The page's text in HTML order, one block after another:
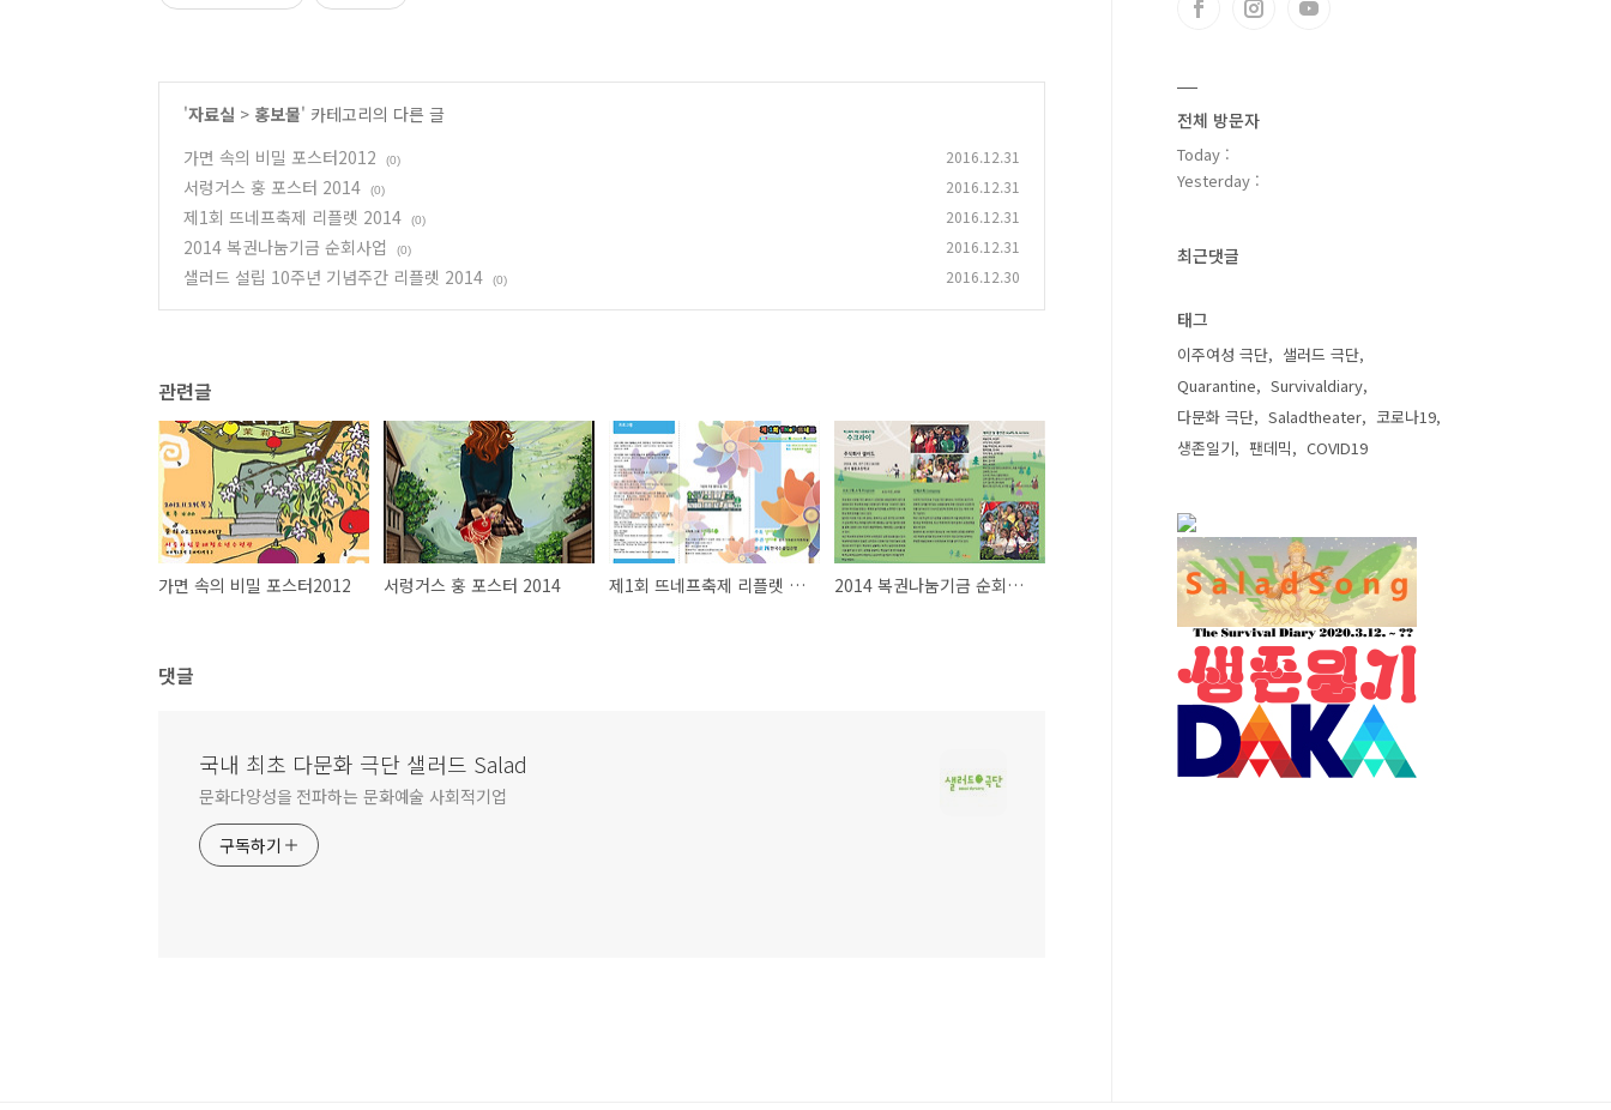
'자료실 > 홍보물' 카테고리의 다른 글
가면 속의 비밀 포스터2012
(0) 2016.12.31
서렁거스 훙 포스터 2014 (0) 2016.12.31
제1회 뜨네프축제 리플렛 2014 (0) 2016.12.31
2014 복권나눔기금 순회사업 (0) 2016.12.31
샐러드 설립 10주년 기념주간 리플렛 2014 (0) 2016.12.30
관련글
가면 속의 비밀 포스터2012 서렁거스 훙 포스터 2014 제1회 뜨네프축제 리플렛 2014 2014 복권나눔기금 순회사업
댓글
국내 최초 다문화 극단 샐러드 Salad
문화다양성을 전파하는 문화예술 사회적기업
구독하기
전체 방문자
Today :
Yesterday :
최근댓글
태그
이주여성 극단
샐러드 극단
Quarantine
Survivaldiary
다문화 극단
Saladtheater
코로나19
생존일기
팬데믹 COVID19